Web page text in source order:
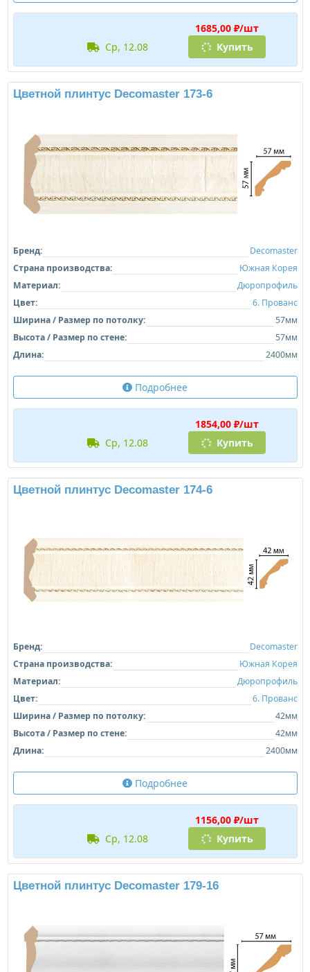
1685,00 ₽/шт
ср, 12.08
Купить
Цветной плинтус Decomaster 173-6
Бренд:
Decomaster
Страна производства:
Южная Корея
Материал:
Дюропрофиль
Цвет:
6. Прованс
Ширина / Размер по потолку:
57мм
Высота / Размер по стене:
57мм
Длина:
2400мм
Подробнее
1854,00 ₽/шт
ср, 12.08
Купить
Цветной плинтус Decomaster 174-6
Бренд:
Decomaster
Страна производства:
Южная Корея
Материал:
Дюропрофиль
Цвет:
6. Прованс
Ширина / Размер по потолку:
42мм
Высота / Размер по стене:
42мм
Длина:
2400мм
Подробнее
1156,00 ₽/шт
ср, 12.08
Купить
Цветной плинтус Decomaster 179-16